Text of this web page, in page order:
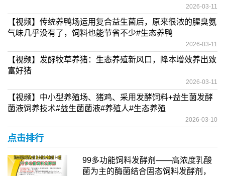
2026-03-11
【视频】传统养鸭场运用复合益生菌后，原来很浓的腥臭氨
气味几乎没有了，饲料也能节省不少#生态养鸭
2026-03-11
【视频】发酵牧草养猪：生态养殖新风口，降本增效养出致
富好猪
2026-03-11
【视频】中小型养殖场、猪鸡、采用发酵饲料+益生菌发酵
菌液饲养技术#益生菌菌液#养殖人#生态养殖
2026-03-10
点击排行
99多功能饲料发酵剂——高浓度乳酸
菌为主的酶菌结合固态饲料发酵剂，